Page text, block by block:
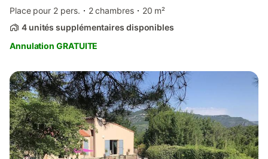
Place pour 2 pers.
2 chambres
20 m²
4 unités supplémentaires disponibles
Annulation GRATUITE